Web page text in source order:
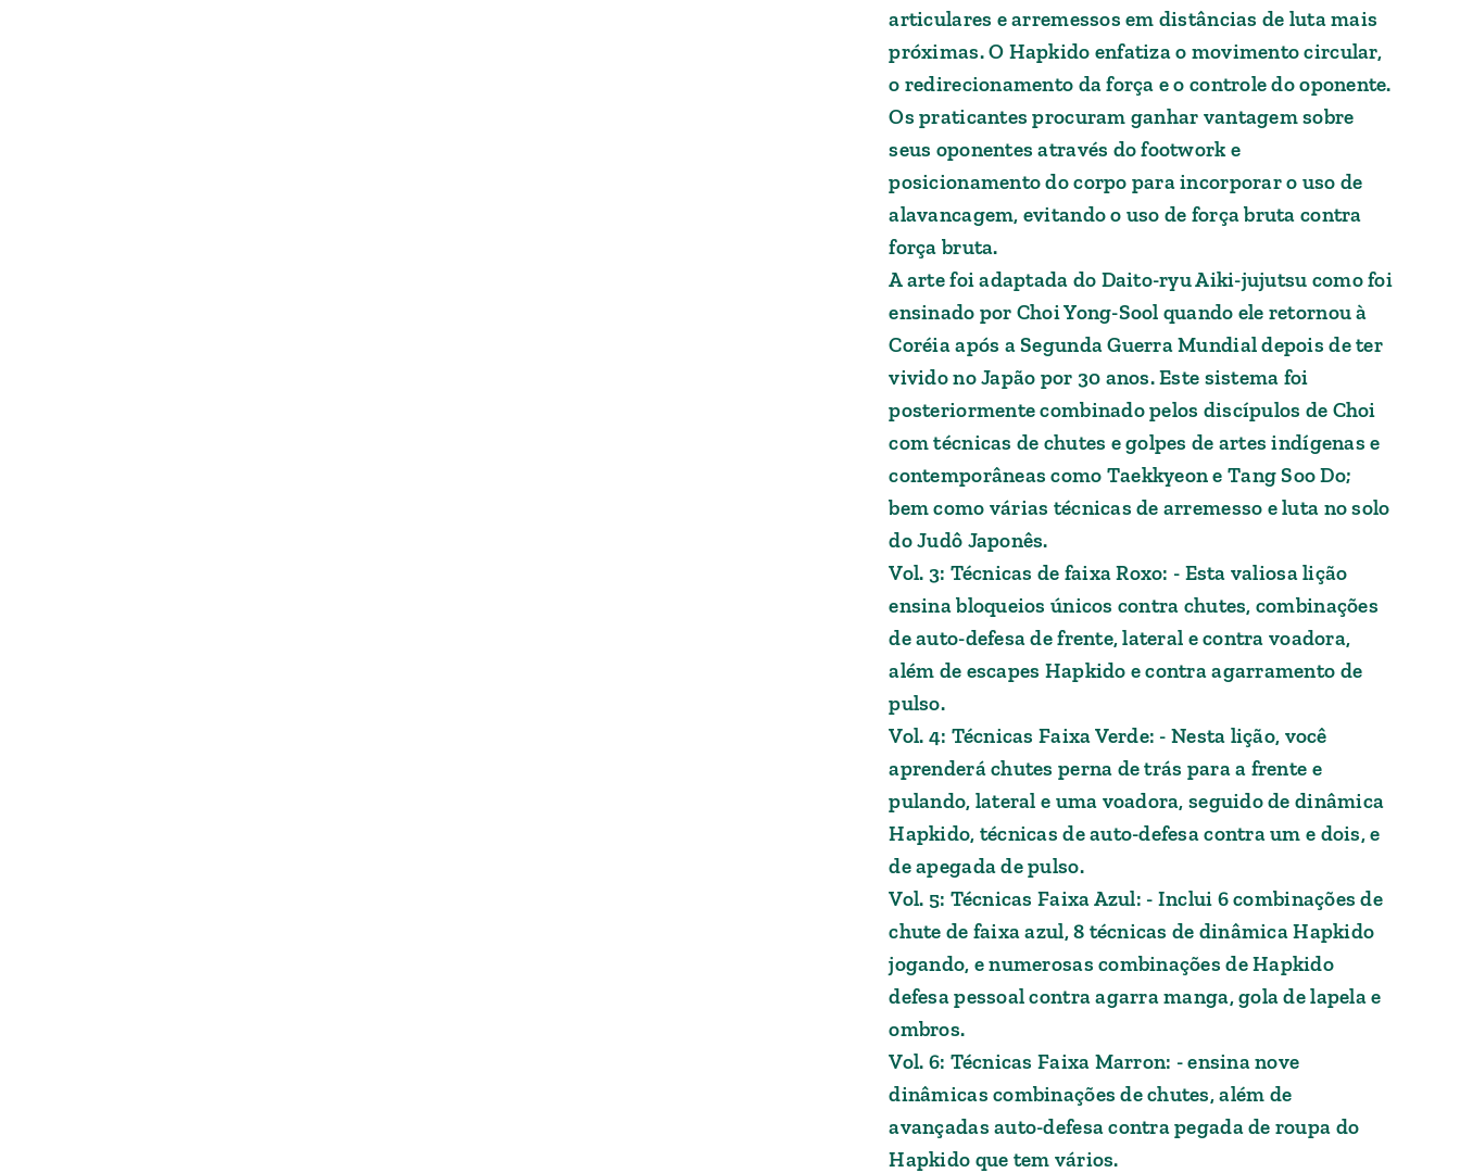
articulares e arremessos em distâncias de luta mais
próximas. O Hapkido enfatiza o movimento circular,
o redirecionamento da força e o controle do oponente.
Os praticantes procuram ganhar vantagem sobre
seus oponentes através do footwork e
posicionamento do corpo para incorporar o uso de
alavancagem, evitando o uso de força bruta contra
força bruta.
A arte foi adaptada do Daito-ryu Aiki-jujutsu como foi
ensinado por Choi Yong-Sool quando ele retornou à
Coréia após a Segunda Guerra Mundial depois de ter
vivido no Japão por 30 anos. Este sistema foi
posteriormente combinado pelos discípulos de Choi
com técnicas de chutes e golpes de artes indígenas e
contemporâneas como Taekkyeon e Tang Soo Do;
bem como várias técnicas de arremesso e luta no solo
do Judô Japonês.
Vol. 3: Técnicas de faixa Roxo: - Esta valiosa lição
ensina bloqueios únicos contra chutes, combinações
de auto-defesa de frente, lateral e contra voadora,
além de escapes Hapkido e contra agarramento de
pulso.
Vol. 4: Técnicas Faixa Verde: - Nesta lição, você
aprenderá chutes perna de trás para a frente e
pulando, lateral e uma voadora, seguido de dinâmica
Hapkido, técnicas de auto-defesa contra um e dois, e
de apegada de pulso.
Vol. 5: Técnicas Faixa Azul: - Inclui 6 combinações de
chute de faixa azul, 8 técnicas de dinâmica Hapkido
jogando, e numerosas combinações de Hapkido
defesa pessoal contra agarra manga, gola de lapela e
ombros.
Vol. 6: Técnicas Faixa Marron: - ensina nove
dinâmicas combinações de chutes, além de
avançadas auto-defesa contra pegada de roupa do
Hapkido que tem vários.